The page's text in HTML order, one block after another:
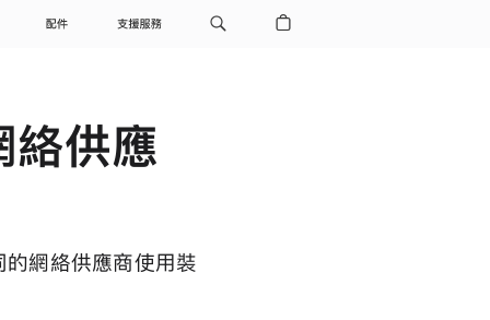
配件 支援服務
供應
的網絡供應商使用裝